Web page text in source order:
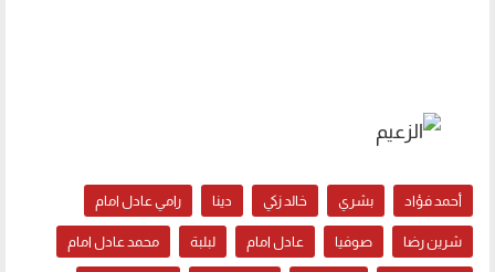
أحمد فؤاد بشري خالد زكي دينا رامي عادل امام
شرين رضا صوفيا عادل امام لبلبة محمد عادل امام